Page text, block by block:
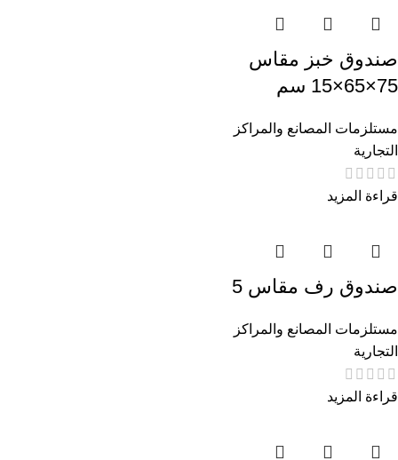
صندوق خبز مقاس
75×65×15 سم
مستلزمات المصانع والمراكز
التجارية
قراءة المزيد
صندوق رف مقاس 5
مستلزمات المصانع والمراكز
التجارية
قراءة المزيد